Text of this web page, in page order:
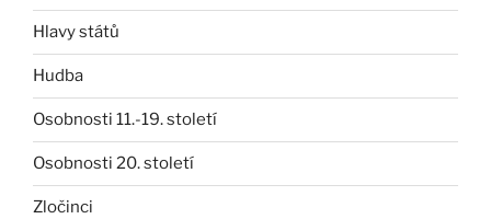
Hlavy států
Hudba
Osobnosti 11.-19. století
Osobnosti 20. století
Zločinci